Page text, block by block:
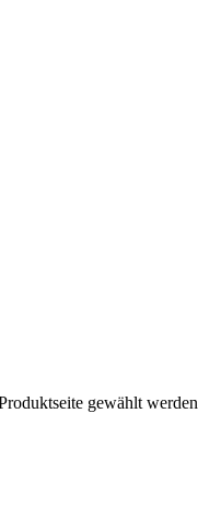
gewählt werden